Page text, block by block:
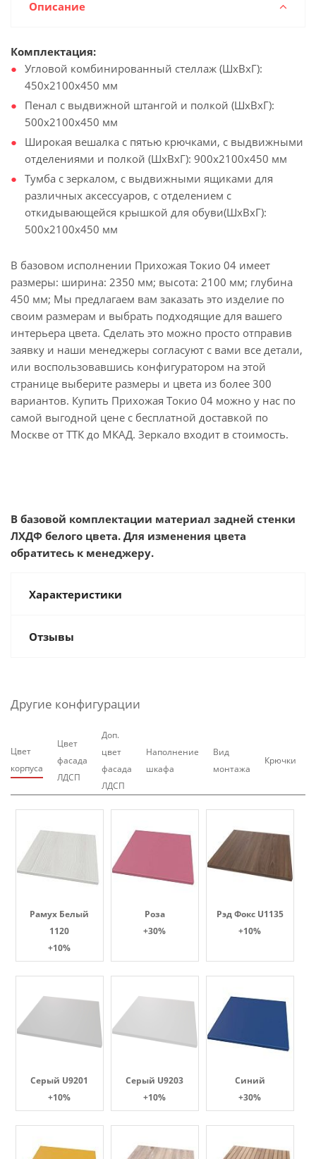
Описание
Комплектация:
Угловой комбинированный стеллаж (ШхВхГ):
450х2100х450 мм
Пенал с выдвижной штангой и полкой (ШхВхГ):
500х2100х450 мм
Широкая вешалка с пятью крючками, с выдвижными
отделениями и полкой (ШхВхГ): 900х2100х450 мм
Тумба с зеркалом, с выдвижными ящиками для
различных аксессуаров, с отделением с
откидывающейся крышкой для обуви(ШхВхГ):
500х2100х450 мм
В базовом исполнении Прихожая Токио 04 имеет
размеры: ширина: 2350 мм; высота: 2100 мм; глубина
450 мм; Мы предлагаем вам заказать это изделие по
своим размерам и выбрать подходящие для вашего
интерьера цвета. Сделать это можно просто отправив
заявку и наши менеджеры согласуют с вами все детали,
или воспользовавшись конфигуратором на этой
странице выберите размеры и цвета из более 300
вариантов. Купить Прихожая Токио 04 можно у нас по
самой выгодной цене с бесплатной доставкой по
Москве от ТТК до МКАД. Зеркало входит в стоимость.
В базовой комплектации материал задней стенки
ЛХДФ белого цвета. Для изменения цвета
обратитесь к менеджеру.
Характеристики
Отзывы
Другие конфигурации
Цвет
корпуса
Цвет
фасада
ЛДСП
Доп.
цвет
фасада
ЛДСП
Наполнение
шкафа
Вид
монтажа
Крючки
Рамух Белый
1120
+10%
Роза
+30%
Рэд Фокс U1135
+10%
Серый U9201
+10%
Серый U9203
+10%
Синий
+30%